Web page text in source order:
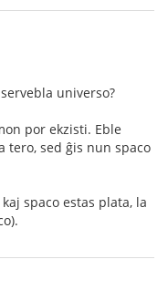
universo?
por ekzisti. Eble
tero, sed ĝis nun spaco
spaco estas plata, la